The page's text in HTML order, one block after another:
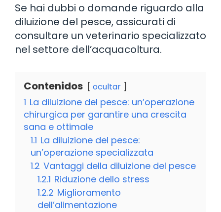
Se hai dubbi o domande riguardo alla
diluizione del pesce, assicurati di
consultare un veterinario specializzato
nel settore dell’acquacoltura.
Contenidos ocultar
1 La diluizione del pesce: un’operazione
chirurgica per garantire una crescita
sana e ottimale
1.1 La diluizione del pesce:
un’operazione specializzata
1.2 Vantaggi della diluizione del pesce
1.2.1 Riduzione dello stress
1.2.2 Miglioramento
dell’alimentazione